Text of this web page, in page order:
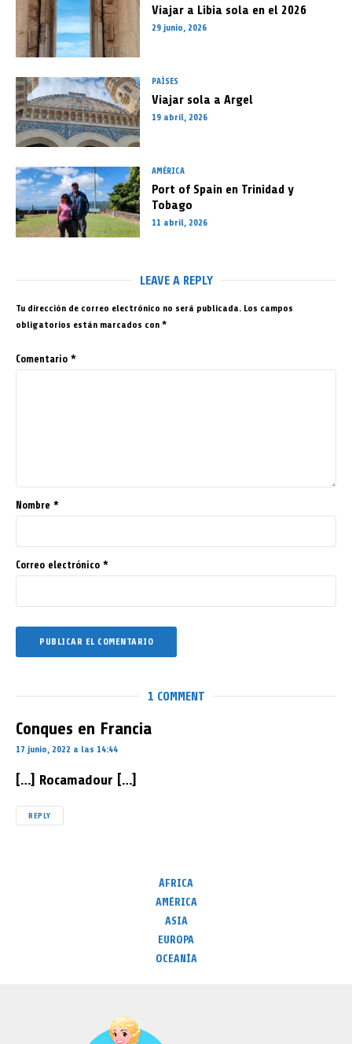
Viajar a Libia sola en el 2026
29 junio, 2026
PAÍSES
Viajar sola a Argel
19 abril, 2026
AMÉRICA
Port of Spain en Trinidad y
Tobago
11 abril, 2026
LEAVE A REPLY
Tu dirección de correo electrónico no será publicada. Los campos
obligatorios están marcados con *
Comentario *
Nombre *
Correo electrónico *
1 COMMENT
Conques en Francia
17 junio, 2022 a las 14:44
[…] Rocamadour […]
REPLY
ÁFRICA
AMÉRICA
ASIA
EUROPA
OCEANÍA